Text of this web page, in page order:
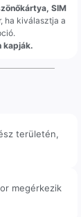
SIM
ha kiválasztja a
kapják.
területén,
megérkezik